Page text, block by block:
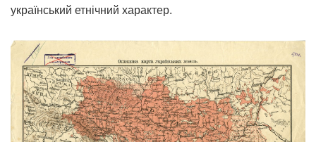
український етнічний характер.